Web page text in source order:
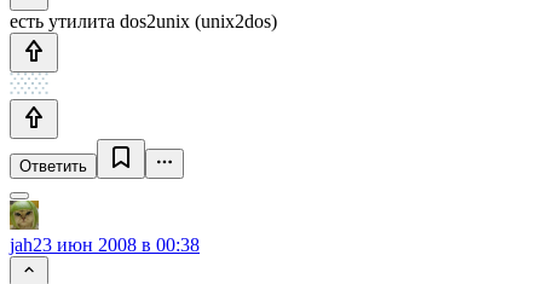
есть утилита dos2unix (unix2dos)
Ответить
jah23 июн 2008 в 00:38